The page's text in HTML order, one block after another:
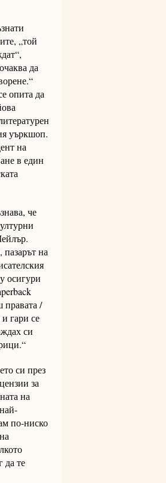
„той
да
опита да
уъркшоп.
на
в един
че
на
осигури
правата /
гари се
си
си през
за
на
по-ниско
да те